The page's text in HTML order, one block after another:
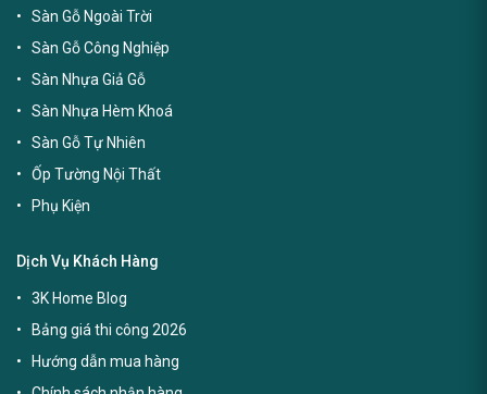
Sàn Gỗ Ngoài Trời
Sàn Gỗ Công Nghiệp
Sàn Nhựa Giả Gỗ
Sàn Nhựa Hèm Khoá
Sàn Gỗ Tự Nhiên
Ốp Tường Nội Thất
Phụ Kiện
Dịch Vụ Khách Hàng
3K Home Blog
Bảng giá thi công 2026
Hướng dẫn mua hàng